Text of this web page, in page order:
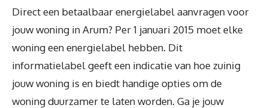
Direct een betaalbaar energielabel aanvragen voor
jouw woning in Arum? Per 1 januari 2015 moet elke
woning een energielabel hebben. Dit
informatielabel geeft een indicatie van hoe zuinig
jouw woning is en biedt handige opties om de
woning duurzamer te laten worden. Ga je jouw